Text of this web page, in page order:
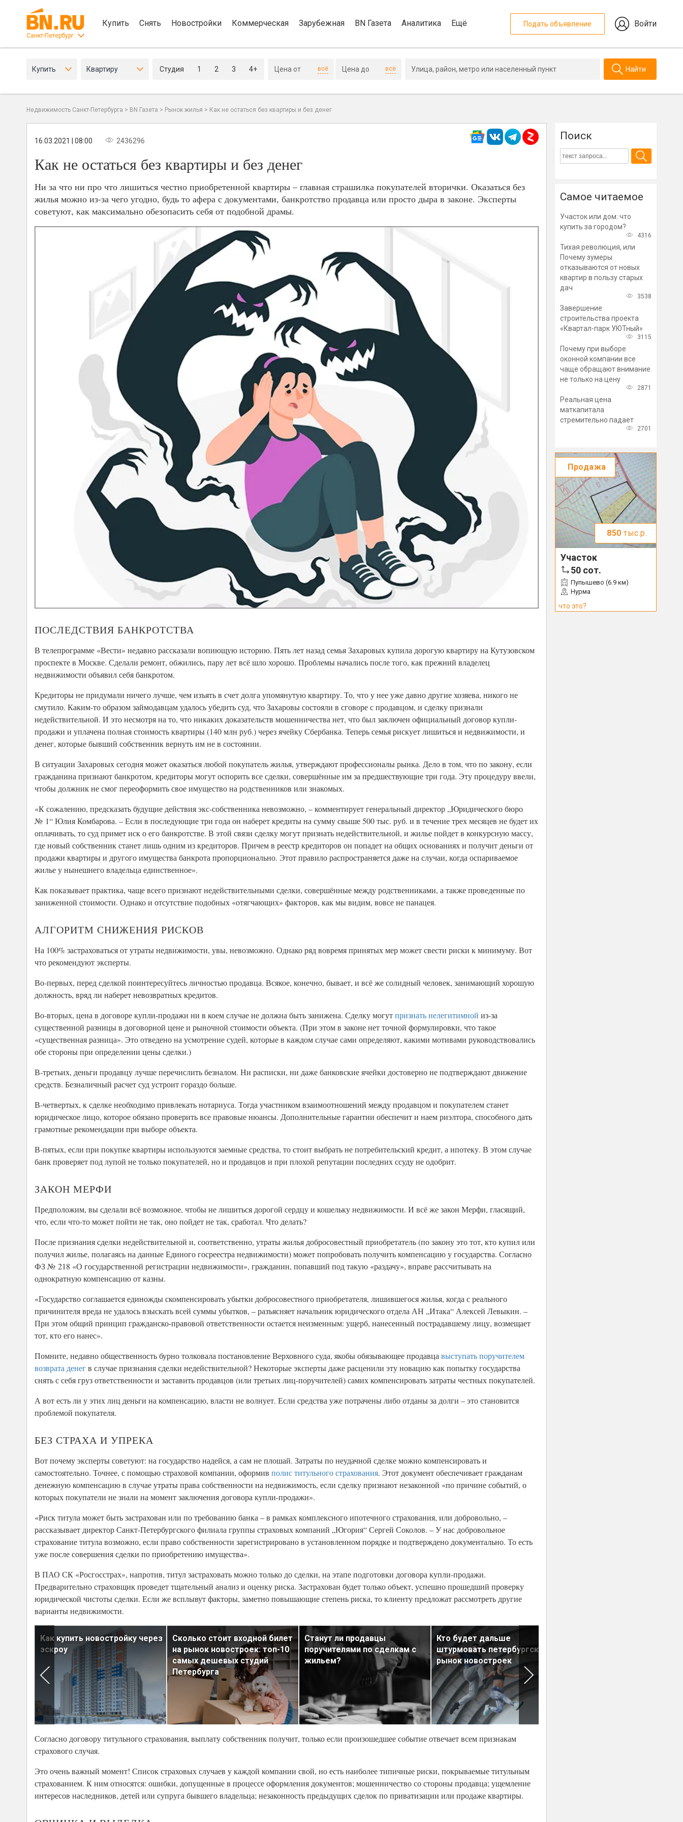
Санкт-Петербург
Купить Снять Новостройки Коммерческая Зарубежная BN Газета Аналитика Ещё Подать объявление Войти
Купить Квартиру Студия 1 2 3 4+ всё всё Найти
Недвижимость Санкт-Петербурга > BN Газета > Рынок жилья > Как не остаться без квартиры и без денег
16.03.2021 | 08:00 2436296
Как не остаться без квартиры и без денег
Ни за что ни про что лишиться честно приобретенной квартиры – главная страшилка покупателей вторички. Оказаться без
жилья можно из-за чего угодно, будь то афера с документами, банкротство продавца или просто дыра в законе. Эксперты
советуют, как максимально обезопасить себя от подобной драмы.
ПОСЛЕДСТВИЯ БАНКРОТСТВА
В телепрограмме «Вести» недавно рассказали вопиющую историю. Пять лет назад семья Захаровых купила дорогую квартиру на Кутузовском
проспекте в Москве. Сделали ремонт, обжились, пару лет всё шло хорошо. Проблемы начались после того, как прежний владелец
недвижимости объявил себя банкротом.
Кредиторы не придумали ничего лучше, чем изъять в счет долга упомянутую квартиру. То, что у нее уже давно другие хозяева, никого не
смутило. Каким-то образом займодавцам удалось убедить суд, что Захаровы состояли в сговоре с продавцом, и сделку признали
недействительной. И это несмотря на то, что никаких доказательств мошенничества нет, что был заключен официальный договор купли-
продажи и уплачена полная стоимость квартиры (140 млн руб.) через ячейку Сбербанка. Теперь семья рискует лишиться и недвижимости, и
денег, которые бывший собственник вернуть им не в состоянии.
В ситуации Захаровых сегодня может оказаться любой покупатель жилья, утверждают профессионалы рынка. Дело в том, что по закону, если
гражданина признают банкротом, кредиторы могут оспорить все сделки, совершённые им за предшествующие три года. Эту процедуру ввели,
чтобы должник не смог переоформить свое имущество на родственников или знакомых.
«К сожалению, предсказать будущие действия экс-собственника невозможно, – комментирует генеральный директор „Юридического бюро
№ 1“ Юлия Комбарова. – Если в последующие три года он наберет кредиты на сумму свыше 500 тыс. руб. и в течение трех месяцев не будет их
оплачивать, то суд примет иск о его банкротстве. В этой связи сделку могут признать недействительной, и жилье пойдет в конкурсную массу,
где новый собственник станет лишь одним из кредиторов. Причем в реестр кредиторов он попадет на общих основаниях и получит деньги от
продажи квартиры и другого имущества банкрота пропорционально. Этот правило распространяется даже на случаи, когда оспариваемое
жилье у нынешнего владельца единственное».
Как показывает практика, чаще всего признают недействительными сделки, совершённые между родственниками, а также проведенные по
заниженной стоимости. Однако и отсутствие подобных «отягчающих» факторов, как мы видим, вовсе не панацея.
АЛГОРИТМ СНИЖЕНИЯ РИСКОВ
На 100% застраховаться от утраты недвижимости, увы, невозможно. Однако ряд вовремя принятых мер может свести риски к минимуму. Вот
что рекомендуют эксперты.
Во-первых, перед сделкой поинтересуйтесь личностью продавца. Всякое, конечно, бывает, и всё же солидный человек, занимающий хорошую
должность, вряд ли наберет невозвратных кредитов.
Во-вторых, цена в договоре купли-продажи ни в коем случае не должна быть занижена. Сделку могутпризнать нелегитимной из-за
существенной разницы в договорной цене и рыночной стоимости объекта. (При этом в законе нет точной формулировки, что такое
«существенная разница». Это отведено на усмотрение судей, которые в каждом случае сами определяют, какими мотивами руководствовались
обе стороны при определении цены сделки.)
В-третьих, деньги продавцу лучше перечислить безналом. Ни расписки, ни даже банковские ячейки достоверно не подтверждают движение
средств. Безналичный расчет суд устроит гораздо больше.
В-четвертых, к сделке необходимо привлекать нотариуса. Тогда участником взаимоотношений между продавцом и покупателем станет
юридическое лицо, которое обязано проверить все правовые нюансы. Дополнительные гарантии обеспечит и наем риэлтора, способного дать
грамотные рекомендации при выборе объекта.
В-пятых, если при покупке квартиры используются заемные средства, то стоит выбрать не потребительский кредит, а ипотеку. В этом случае
банк проверяет под лупой не только покупателей, но и продавцов и при плохой репутации последних ссуду не одобрит.
ЗАКОН МЕРФИ
Предположим, вы сделали всё возможное, чтобы не лишиться дорогой сердцу и кошельку недвижимости. И всё же закон Мерфи, гласящий,
что, если что-то может пойти не так, оно пойдет не так, сработал. Что делать?
После признания сделки недействительной и, соответственно, утраты жилья добросовестный приобретатель (по закону это тот, кто купил или
получил жилье, полагаясь на данные Единого госреестра недвижимости) может попробовать получить компенсацию у государства. Согласно
ФЗ № 218 «О государственной регистрации недвижимости», гражданин, попавший под такую «раздачу», вправе рассчитывать на
однократную компенсацию от казны.
«Государство соглашается единожды скомпенсировать убытки добросовестного приобретателя, лишившегося жилья, когда с реального
причинителя вреда не удалось взыскать всей суммы убытков, – разъясняет начальник юридического отдела АН „Итака“ Алексей Левыкин. –
При этом общий принцип гражданско-правовой ответственности остается неизменным: ущерб, нанесенный пострадавшему лицу, возмещает
тот, кто его нанес».
Помните, недавно общественность бурно толковала постановление Верховного суда, якобы обязывающее продавца выступать поручителем
возврата денегв случае признания сделки недействительной? Некоторые эксперты даже расценили эту новацию как попытку государства
снять с себя груз ответственности и заставить продавцов (или третьих лиц-поручителей) самих компенсировать затраты честных покупателей.
А вот есть ли у этих лиц деньги на компенсацию, власти не волнует. Если средства уже потрачены либо отданы за долги – это становится
проблемой покупателя.
БЕЗ СТРАХА И УПРЕКА
Вот почему эксперты советуют: на государство надейся, а сам не плошай. Затраты по неудачной сделке можно компенсировать и
самостоятельно. Точнее, с помощью страховой компании, оформив полис титульного страхования. Этот документ обеспечивает гражданам
денежную компенсацию в случае утраты права собственности на недвижимость, если сделку признают незаконной «по причине событий, о
которых покупатели не знали на момент заключения договора купли-продажи».
«Риск титула может быть застрахован или по требованию банка – в рамках комплексного ипотечного страхования, или добровольно, –
рассказывает директор Санкт-Петербургского филиала группы страховых компаний „Югория“ Сергей Соколов. – У нас добровольное
страхование титула возможно, если право собственности зарегистрировано в установленном порядке и подтверждено документально. То есть
уже после совершения сделки по приобретению имущества».
В ПАО СК «Росгосстрах», напротив, титул застраховать можно только до сделки, на этапе подготовки договора купли-продажи.
Предварительно страховщик проведет тщательный анализ и оценку риска. Застрахован будет только объект, успешно прошедший проверку
юридической чистоты сделки. Если же всплывут факторы, заметно повышающие степень риска, то клиенту предложат рассмотреть другие
варианты недвижимости.
Как купить новостройку через
эскроу
Сколько стоит входной билет
на рынок новостроек: топ-10
самых дешевых студий
Петербурга
Станут ли продавцы
поручителями по сделкам с
жильем?
Кто будет дальше
штурмовать петербургский
рынок новостроек
Согласно договору титульного страхования, выплату собственник получит, только если произошедшее событие отвечает всем признакам
страхового случая.
Это очень важный момент! Список страховых случаев у каждой компании свой, но есть наиболее типичные риски, покрываемые титульным
страхованием. К ним относятся: ошибки, допущенные в процессе оформления документов; мошенничество со стороны продавца; ущемление
интересов наследников, детей или супруга бывшего владельца; незаконность предыдущих сделок по приватизации или продаже квартиры.
Поиск
Самое читаемое
Участок или дом: что
купить за городом?
4316
Тихая революция, или
Почему зумеры
отказываются от новых
квартир в пользу старых
дач
3538
Завершение
строительства проекта
«Квартал-парк УЮТный»
3115
Почему при выборе
оконной компании все
чаще обращают внимание
не только на цену
2871
Реальная цена
маткапитала
стремительно падает
2701
Продажа
850 тыс.р.
Участок
50 сот.
Пупышево (6.9 км)
Нурма
что это?